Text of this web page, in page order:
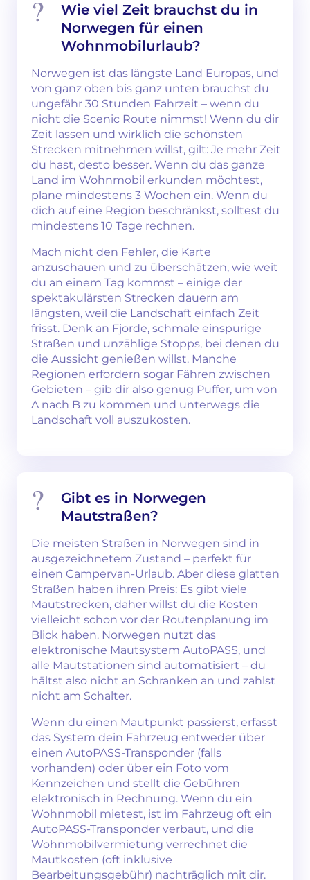
Wie viel Zeit brauchst du in
Norwegen für einen
Wohnmobilurlaub?
Norwegen ist das längste Land Europas, und
von ganz oben bis ganz unten brauchst du
ungefähr 30 Stunden Fahrzeit – wenn du
nicht die Scenic Route nimmst! Wenn du dir
Zeit lassen und wirklich die schönsten
Strecken mitnehmen willst, gilt: Je mehr Zeit
du hast, desto besser. Wenn du das ganze
Land im Wohnmobil erkunden möchtest,
plane mindestens 3 Wochen ein. Wenn du
dich auf eine Region beschränkst, solltest du
mindestens 10 Tage rechnen.
Mach nicht den Fehler, die Karte
anzuschauen und zu überschätzen, wie weit
du an einem Tag kommst – einige der
spektakulärsten Strecken dauern am
längsten, weil die Landschaft einfach Zeit
frisst. Denk an Fjorde, schmale einspurige
Straßen und unzählige Stopps, bei denen du
die Aussicht genießen willst. Manche
Regionen erfordern sogar Fähren zwischen
Gebieten – gib dir also genug Puffer, um von
A nach B zu kommen und unterwegs die
Landschaft voll auszukosten.
Gibt es in Norwegen
Mautstraßen?
Die meisten Straßen in Norwegen sind in
ausgezeichnetem Zustand – perfekt für
einen Campervan-Urlaub. Aber diese glatten
Straßen haben ihren Preis: Es gibt viele
Mautstrecken, daher willst du die Kosten
vielleicht schon vor der Routenplanung im
Blick haben. Norwegen nutzt das
elektronische Mautsystem AutoPASS, und
alle Mautstationen sind automatisiert – du
hältst also nicht an Schranken an und zahlst
nicht am Schalter.
Wenn du einen Mautpunkt passierst, erfasst
das System dein Fahrzeug entweder über
einen AutoPASS-Transponder (falls
vorhanden) oder über ein Foto vom
Kennzeichen und stellt die Gebühren
elektronisch in Rechnung. Wenn du ein
Wohnmobil mietest, ist im Fahrzeug oft ein
AutoPASS-Transponder verbaut, und die
Wohnmobilvermietung verrechnet die
Mautkosten (oft inklusive
Bearbeitungsgebühr) nachträglich mit dir.